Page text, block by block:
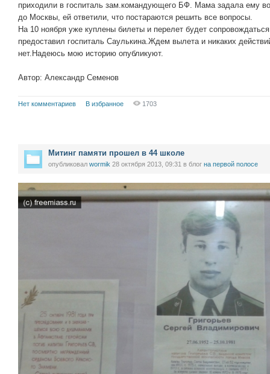
приходили в госпиталь зам.командующего БФ. Мама задала ему
до Москвы, ей ответили, что постараются решить все вопросы.
На 10 ноября уже куплены билеты и перелет будет
предоставил госпиталь Саулькина.Ждем вылета и никаких
нет.Надеюсь мою историю опубликуют.
Автор: Александр Семенов
Нет комментариев В избранное 1703
Митинг памяти прошел в 44 школе
опубликовал wormik 28 октября 2013, 09:31 в блог на первой полосе